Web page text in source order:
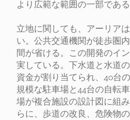
より広範な範囲の一部であ
立地に関しても、アーリア
い。公共交通機関が徒歩圏
間が省ける。この開発のイ
実している。下水道と水道
資金が割り当てられ、40台
規模な駐車場と44台の自転
場が複合施設の設計図に組
らに、歩道の改良、危険物